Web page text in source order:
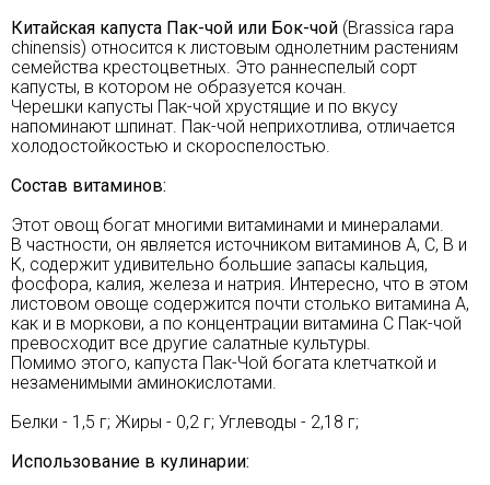
Китайская капуста Пак-чой или Бок-чой (Brassica rapa
chinensis) относится к листовым однолетним растениям
семейства крестоцветных. Это раннеспелый сорт
капусты, в котором не образуется кочан.
Черешки капусты Пак-чой хрустящие и по вкусу
напоминают шпинат. Пак-чой неприхотлива, отличается
холодостойкостью и скороспелостью.
Состав витаминов:
Этот овощ богат многими витаминами и минералами.
В частности, он является источником витаминов А, С, В и
К, содержит удивительно большие запасы кальция,
фосфора, калия, железа и натрия. Интересно, что в этом
листовом овоще содержится почти столько витамина А,
как и в моркови, а по концентрации витамина С Пак-чой
превосходит все другие салатные культуры.
Помимо этого, капуста Пак-Чой богата клетчаткой и
незаменимыми аминокислотами.
Белки - 1,5 г; Жиры - 0,2 г; Углеводы - 2,18 г;
Использование в кулинарии: